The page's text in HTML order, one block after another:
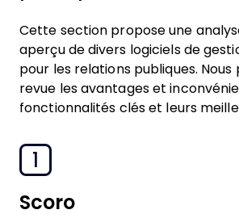
Cette section propose une
aperçu de divers logiciels de
pour les relations publiques. Nous
revue les avantages et
fonctionnalités clés et leurs
1
Scoro